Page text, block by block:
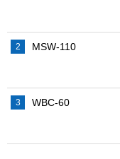
MSW-110
WBC-60